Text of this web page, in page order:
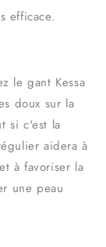
efficace.
le gant Kessa
doux sur la
si c'est la
aidera à
à favoriser la
une peau